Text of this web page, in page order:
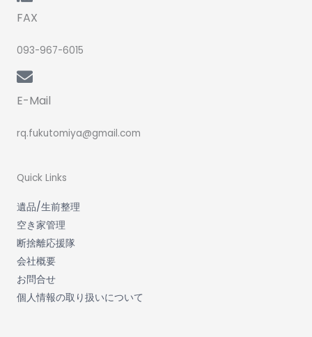
FAX
093-967-6015
E-Mail
rq.fukutomiya@gmail.com
Quick Links
遺品/生前整理
空き家管理
断捨離応援隊
会社概要
お問合せ
個人情報の取り扱いについて